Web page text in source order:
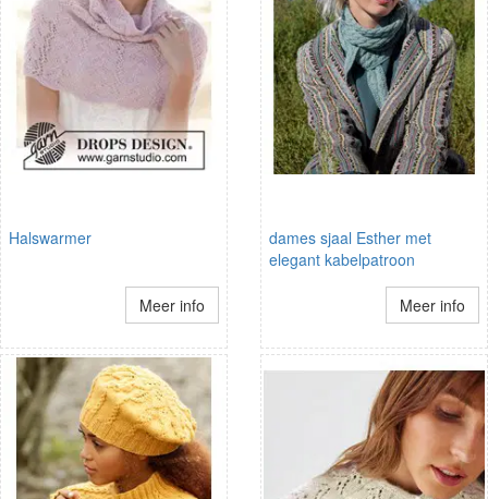
Halswarmer
Meer info
dames sjaal Esther met
elegant kabelpatroon
Meer info